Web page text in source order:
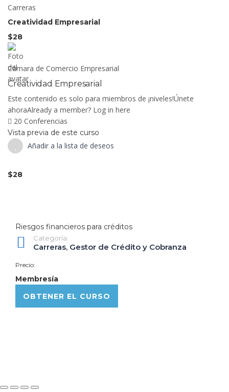
Carreras
Creatividad Empresarial
$28
Cámara de Comercio Empresarial
Creatividad Empresarial
Este contenido es solo para miembros de ¡niveles!Únete
ahoraAlready a member? Log in here
20 Conferencias
Vista previa de este curso
Añadir a la lista de deseos
$28
Riesgos financieros para créditos
Categoría:
Carreras, Gestor de Crédito y Cobranza
Precio:
Membresía
OBTENER EL CURSO